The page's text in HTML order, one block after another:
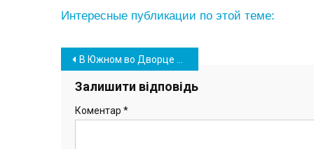
Интересные публикации по этой теме:
Навігація
записів
В Южном во Дворце культуры открыли новогодние фотозоны (фото)
Залишити відповідь
Коментар *